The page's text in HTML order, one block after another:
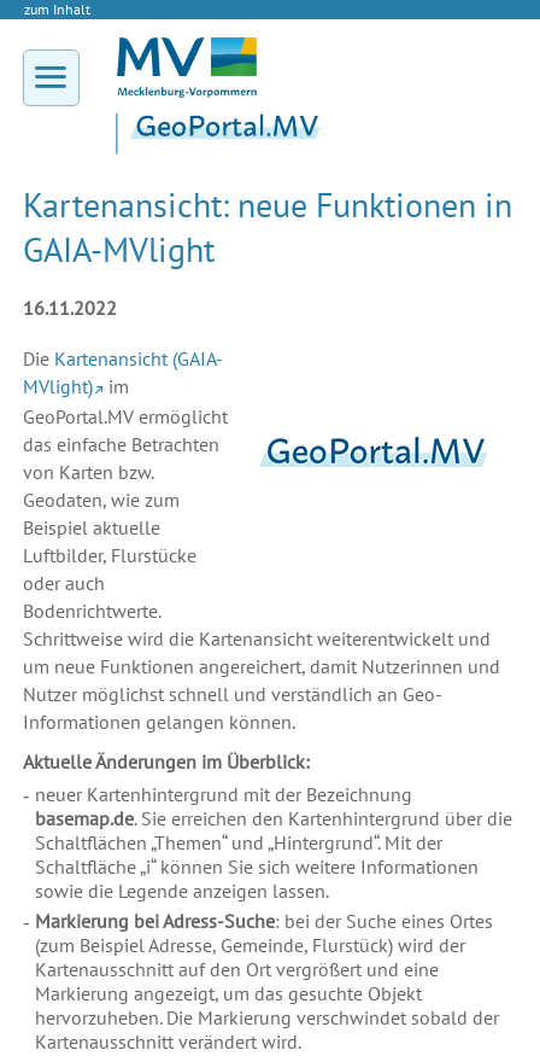
zum Inhalt
Kartenansicht: neue Funktionen in
GAIA-MVlight
16.11.2022
Die Kartenansicht (GAIA-
MVlight)
im
GeoPortal.MV ermöglicht
das einfache Betrachten
von Karten bzw.
Geodaten, wie zum
Beispiel aktuelle
Luftbilder, Flurstücke
oder auch
Bodenrichtwerte.
Schrittweise wird die Kartenansicht weiterentwickelt und
um neue Funktionen angereichert, damit Nutzerinnen und
Nutzer möglichst schnell und verständlich an Geo-
Informationen gelangen können.
Aktuelle Änderungen im Überblick:
neuer Kartenhintergrund mit der Bezeichnung
basemap.de. Sie erreichen den Kartenhintergrund über die
Schaltflächen „Themen“ und „Hintergrund“. Mit der
Schaltfläche „i“ können Sie sich weitere Informationen
sowie die Legende anzeigen lassen.
Markierung bei Adress-Suche: bei der Suche eines Ortes
(zum Beispiel Adresse, Gemeinde, Flurstück) wird der
Kartenausschnitt auf den Ort vergrößert und eine
Markierung angezeigt, um das gesuchte Objekt
hervorzuheben. Die Markierung verschwindet sobald der
Kartenausschnitt verändert wird.